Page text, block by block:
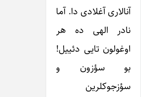
آنالاری آغلادی دا. آما
نادر الهی ده هر
اوغولون تایی دئییل!
بو سؤزون و
سؤزجوکلرین